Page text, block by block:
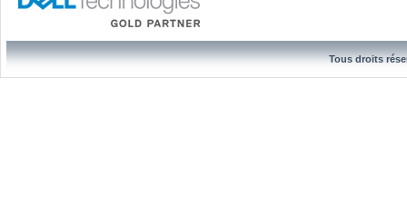
Tous droits